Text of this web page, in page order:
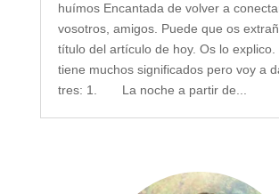
huímos Encantada de volver a
vosotros, amigos. Puede que os
título del artículo de hoy. Os lo explico.
tiene muchos significados pero voy a
tres: 1. La noche a partir de...